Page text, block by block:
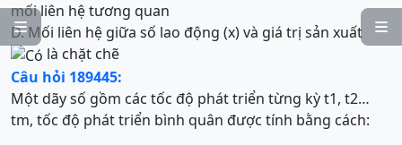


mối liên hệ tương quan
D. Mối liên hệ giữa số lao động (x) và giá trị sản xuất
là chặt chẽ
Câu hỏi 189445:
Một dãy số gồm các tốc độ phát triển từng kỳ t1, t2…
tm, tốc độ phát triển bình quân được tính bằng cách: